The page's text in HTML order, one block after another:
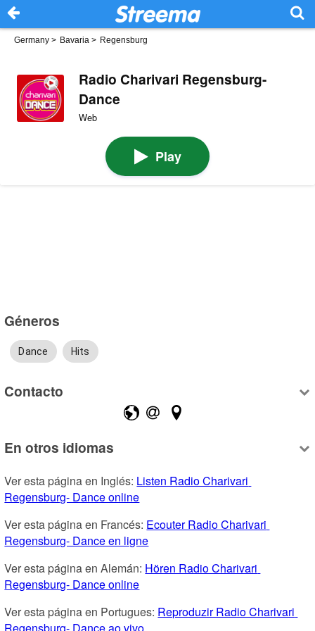
Germany > Bavaria > Regensburg
Radio Charivari Regensburg-
Dance
Web
Play
Géneros
Dance Hits
Contacto
En otros idiomas
Ver esta página en Inglés: Listen Radio Charivari
Regensburg- Dance online
Ver esta página en Francés: Ecouter Radio Charivari
Regensburg- Dance en ligne
Ver esta página en Alemán: Hören Radio Charivari
Regensburg- Dance online
Ver esta página en Portugues: Reproduzir Radio Charivari
Regensburg- Dance ao vivo